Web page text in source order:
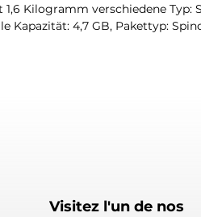
1,6 Kilogramm verschiedene
Kapazität: 4,7 GB, Pakettyp:
Visitez l'un de nos